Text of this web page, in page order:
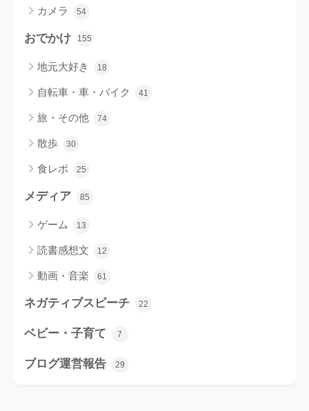
カメラ 54
おでかけ 155
地元大好き 18
自転車・車・バイク 41
旅・その他 74
散歩 30
食レポ 25
メディア 85
ゲーム 13
読書感想文 12
動画・音楽 61
ネガティブスピーチ 22
ベビー・子育て 7
ブログ運営報告 29